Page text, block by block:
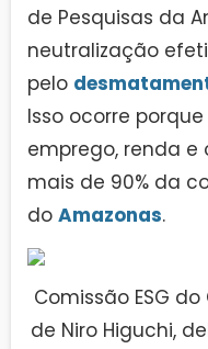
de Pesquisas da
neutralização
pelo
Isso ocorre
emprego, renda
mais de 90% da
do Amazonas.
Comissão ESG
de Niro Higuchi,